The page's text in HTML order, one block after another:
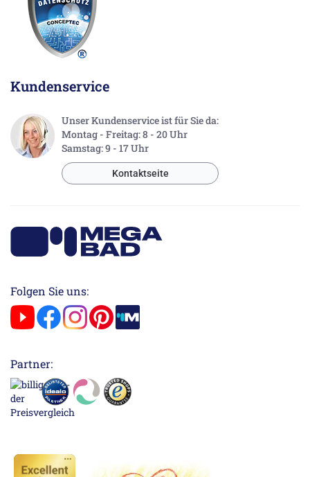
Kundenservice
Unser Kundenservice ist für Sie da:
Montag - Freitag: 8 - 20 Uhr
Samstag: 9 - 17 Uhr
Kontaktseite
Folgen Sie uns:
Partner: